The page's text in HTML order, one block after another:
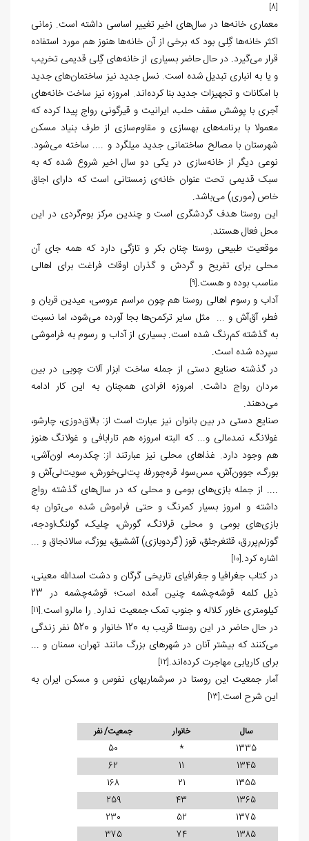
[8]
معماری خانه‌ها در سال‌های اخیر تغییر اساسی داشته است. زمانی
اکثر خانه‌ها گِلی بود که برخی از آن خانه‌ها هنوز هم مورد استفاده
قرار می‌گیرد. در حال حاضر بسیاری از خانه‌های گِلی قدیمی تخریب
و یا به انباری تبدیل شده است. نسل جدید نیز ساختمان‌های جدید
با امکانات و تجهیزات جدید بنا کرده‌اند. امروزه نیز ساخت خانه‌های
آجری با پوشش سقف حلب، ایرانیت و قیرگونی رواج پیدا کرده که
معمولا با برنامه‌های بهسازی و مقاوم‌سازی از طرف بنیاد مسکن
شهرستان با مصالح ساختمانی جدید میلگرد و .... ساخته می‌شود.
نوعی دیگر از خانه‌سازی در یکی دو سال اخیر شروع شده که به
سبک قدیمی تحت عنوان خانه‌ی زمستانی است که دارای اجاق
خاص (موری) می‌باشد.
این روستا هدف گردشگری است و چندین مرکز بوم‌گردی در این
محل فعال هستند.
موقعیت طبیعی روستا چنان بکر و تازگی دارد که همه جای آن
محلی برای تفریح و گردش و گذران اوقات فراغت برای اهالی
مناسب بوده و هست.[9]
آداب و رسوم اهالی روستا هم چون مراسم عروسی، عیدین قربان و
فطر، آق‌آش و ... مثل سایر ترکمن‌ها بجا آورده می‌شود، اما نسبت
به گذشته کم‌رنگ شده است. بسیاری از آداب و رسوم به فراموشی
سپرده شده است.
در گذشته صنایع دستی از جمله ساخت ابزار آلات چوبی در بین
مردان رواج داشت. امروزه افرادی همچنان به این کار ادامه
می‏‌دهند.
صنایع دستی در بین بانوان نیز عبارت است از: بالاق‌دوزی، چارشو،
غولانگ، نمدمالی و... که البته امروزه هم تارابافی و غولانگ هنوز
هم وجود دارد. غذاهای محلی نیز عبارتند از: چکدرمه، اون‌آشی،
بورگ، جوون‌آش، مس‌سوا، قره‌چورفا، پت‌لی‌خورش، سویت‌لی‌آش و
.... از جمله بازی‌های بومی و محلی که در سال‌های گذشته رواج
داشته و امروز بسیار کمرنگ و حتی فراموش شده می‌توان به
بازی‌های بومی و محلی قرلانگ، گورش، چلیک، گولنگ‌اودجه،
گوزلم‌پررق، قئنغرجئق، قوز (گردوبازی) آششیق، یوزگ، سالانجاق و ...
اشاره کرد.[10]
در کتاب جغرافیا و جغرافیای تاریخی گرگان و دشت اسدالله معینی،
ذیل کلمه قوشه‌چشمه چنین آمده است؛ قوشه‌چشمه در 23
کیلومتری خاور کلاله و جنوب تمک جمعیت ندارد. را مالرو است.[11]
در حال حاضر در این روستا قریب به 120 خانوار و 520 نفر زندگی
می‌کنند که بیشتر آنان در شهرهای بزرگ مانند تهران، سمنان و ...
برای کاریابی مهاجرت کرده‌اند.[12]
آمار جمعیت این روستا در سرشماری‏های نفوس و مسکن ایران به
این شرح است.[13]
سال خانوار
جمعیت/ نفر
1335
*
50
1345
11
62
1355
21
168
1365
43
259
1375
52
230
1385
74
375